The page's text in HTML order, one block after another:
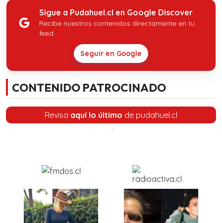
Sigue a Pudahuel.cl en Google Discover
Recibe nuestros contenidos directamente en tu
feed.
Seguir en Google
CONTENIDO PATROCINADO
Revisa aquí lo último de pudahuel.cl